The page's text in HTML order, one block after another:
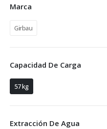
Marca
Girbau
Capacidad De Carga
57 kg
Extracción De Agua